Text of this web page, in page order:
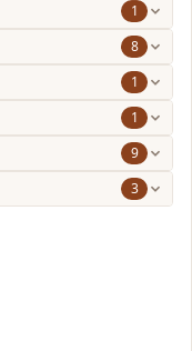
1
8
1
1
9
3